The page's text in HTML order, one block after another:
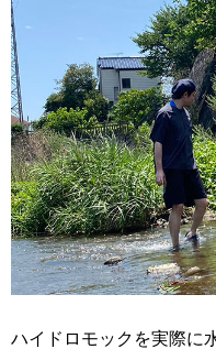
ハイドロモックを実際に